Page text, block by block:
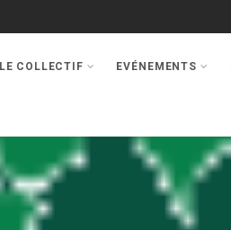
LE COLLECTIF EVÉNEMENTS